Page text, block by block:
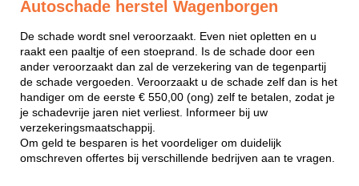
Autoschade herstel Wagenborgen
De schade wordt snel veroorzaakt. Even niet opletten en u
raakt een paaltje of een stoeprand. Is de schade door een
ander veroorzaakt dan zal de verzekering van de tegenpartij
de schade vergoeden. Veroorzaakt u de schade zelf dan is het
handiger om de eerste € 550,00 (ong) zelf te betalen, zodat je
je schadevrije jaren niet verliest. Informeer bij uw
verzekeringsmaatschappij.
Om geld te besparen is het voordeliger om duidelijk
omschreven offertes bij verschillende bedrijven aan te vragen.